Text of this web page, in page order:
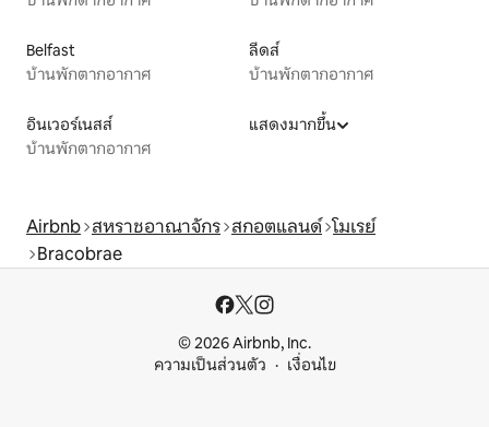
Belfast
บ้านพักตากอากาศ
ลีดส์
บ้านพักตากอากาศ
อินเวอร์เนสส์
บ้านพักตากอากาศ
แสดงมากขึ้น
Airbnb สหราชอาณาจักร สกอตแลนด์ โมเรย์
Bracobrae
© 2026 Airbnb, Inc.
ความเป็นส่วนตัว
เงื่อนไข